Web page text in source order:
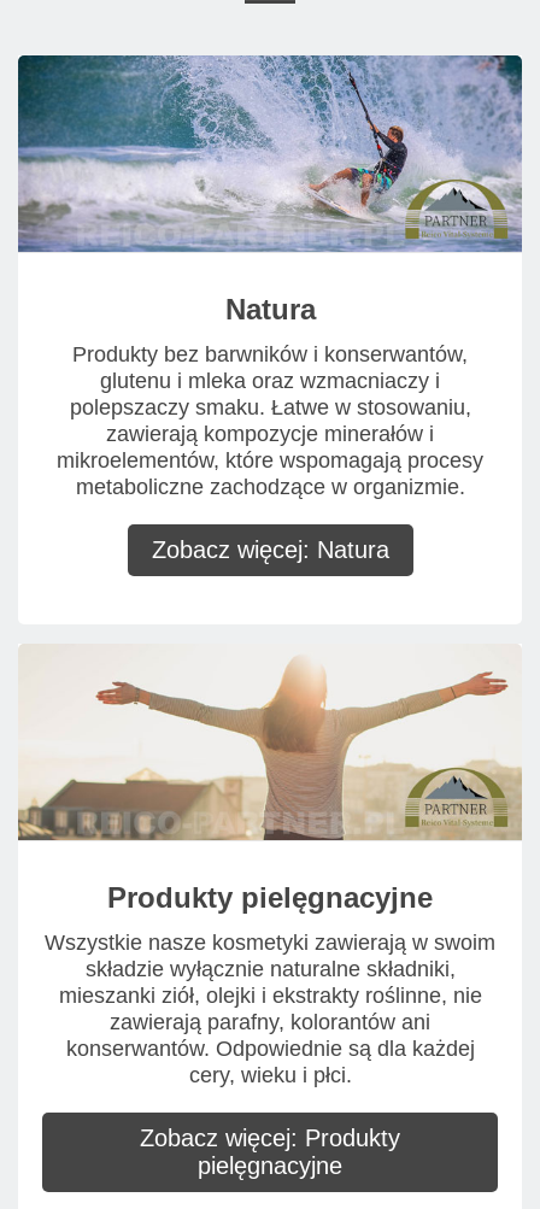
Natura
Produkty bez barwników i konserwantów,
glutenu i mleka oraz wzmacniaczy i
polepszaczy smaku. Łatwe w stosowaniu,
zawierają kompozycje minerałów i
mikroelementów, które wspomagają procesy
metaboliczne zachodzące w organizmie.
Zobacz więcej: Natura
Produkty pielęgnacyjne
Wszystkie nasze kosmetyki zawierają w swoim
składzie wyłącznie naturalne składniki,
mieszanki ziół, olejki i ekstrakty roślinne, nie
zawierają parafny, kolorantów ani
konserwantów. Odpowiednie są dla każdej
cery, wieku i płci.
Zobacz więcej: Produkty
pielęgnacyjne